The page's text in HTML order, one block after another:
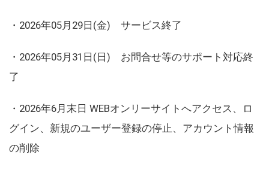
・2026年05月29日(金) サービス終了
・2026年05月31日(日) お問合せ等のサポート対応終
了
・2026年6月末日 WEBオンリーサイトへアクセス、ロ
グイン、新規のユーザー登録の停止、アカウント情報
の削除